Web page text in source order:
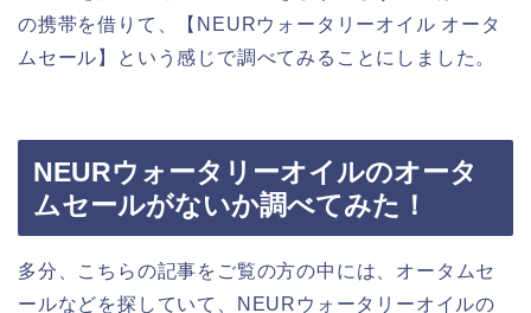
の携帯を借りて、【NEURウォータリーオイル オータ
ムセール】という感じで調べてみることにしました。
NEURウォータリーオイルのオータ
ムセールがないか調べてみた！
多分、こちらの記事をご覧の方の中には、オータムセ
ールなどを探していて、NEURウォータリーオイルの